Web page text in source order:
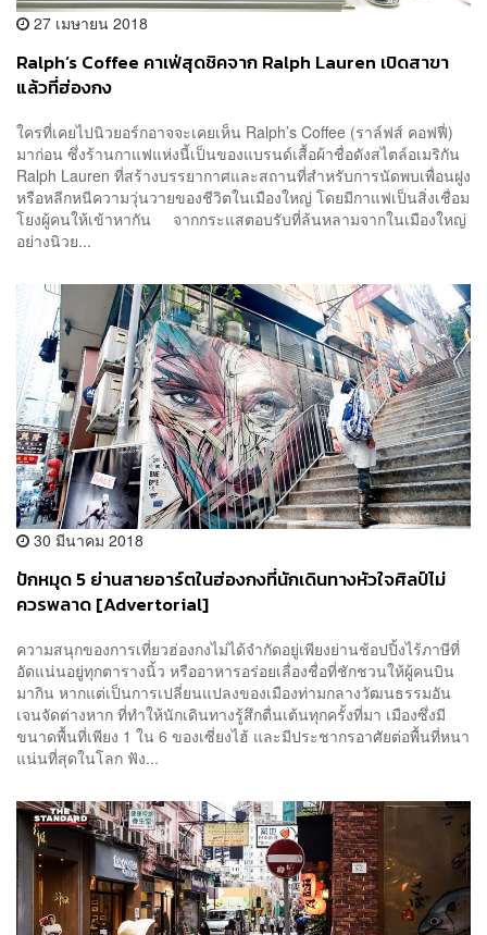
27 เมษายน 2018
Ralph’s Coffee คาเฟ่สุดชิคจาก Ralph Lauren เปิดสาขา
แล้วที่ฮ่องกง
ใครที่เคยไปนิวยอร์กอาจจะเคยเห็น Ralph’s Coffee (ราล์ฟส์ คอฟฟี่)
มาก่อน ซึ่งร้านกาแฟแห่งนี้เป็นของแบรนด์เสื้อผ้าชื่อดังสไตล์อเมริกัน
Ralph Lauren ที่สร้างบรรยากาศและสถานที่สำหรับการนัดพบเพื่อนฝูง
หรือหลีกหนีความวุ่นวายของชีวิตในเมืองใหญ่ โดยมีกาแฟเป็นสิ่งเชื่อม
โยงผู้คนให้เข้าหากัน จากกระแสตอบรับที่ล้นหลามจากในเมืองใหญ่
อย่างนิวย...
30 มีนาคม 2018
ปักหมุด 5 ย่านสายอาร์ตในฮ่องกงที่นักเดินทางหัวใจศิลป์ไม่
ควรพลาด [Advertorial]
ความสนุกของการเที่ยวฮ่องกงไม่ได้จำกัดอยู่เพียงย่านช้อปปิ้งไร้ภาษีที่
อัดแน่นอยู่ทุกตารางนิ้ว หรืออาหารอร่อยเลื่องชื่อที่ชักชวนให้ผู้คนบิน
มากิน หากแต่เป็นการเปลี่ยนแปลงของเมืองท่ามกลางวัฒนธรรมอัน
เจนจัดต่างหาก ที่ทำให้นักเดินทางรู้สึกตื่นเต้นทุกครั้งที่มา เมืองซึ่งมี
ขนาดพื้นที่เพียง 1 ใน 6 ของเซี่ยงไฮ้ และมีประชากรอาศัยต่อพื้นที่หนา
แน่นที่สุดในโลก ฟัง...